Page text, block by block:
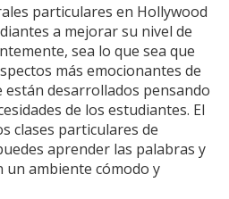
particulares en Hollywood
a mejorar su nivel de
sea lo que sea que
más emocionantes de
están desarrollados pensando
de los estudiantes. El
clases particulares de
aprender las palabras y
un ambiente cómodo y